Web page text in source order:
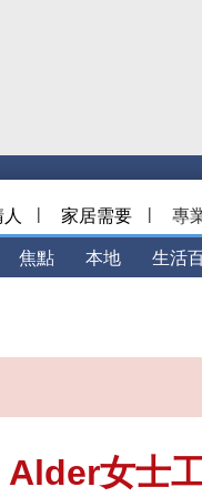
| 家居需要 | 專
焦點 本地 生活
女士工